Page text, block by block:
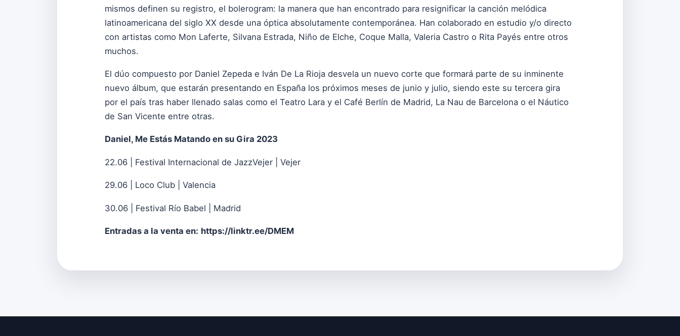
mismos definen su registro, el bolerogram: la manera que han encontrado para resignificar la canción melódica
latinoamericana del siglo XX desde una óptica absolutamente contemporánea. Han colaborado en estudio y/o directo
con artistas como Mon Laferte, Silvana Estrada, Niño de Elche, Coque Malla, Valeria Castro o Rita Payés entre otros
muchos.
El dúo compuesto por Daniel Zepeda e Iván De La Rioja desvela un nuevo corte que formará parte de su inminente
nuevo álbum, que estarán presentando en España los próximos meses de junio y julio, siendo este su tercera gira
por el país tras haber llenado salas como el Teatro Lara y el Café Berlín de Madrid, La Nau de Barcelona o el Náutico
de San Vicente entre otras.
Daniel, Me Estás Matando en su Gira 2023
22.06 | Festival Internacional de JazzVejer | Vejer
29.06 | Loco Club | Valencia
30.06 | Festival Río Babel | Madrid
Entradas a la venta en: https://linktr.ee/DMEM